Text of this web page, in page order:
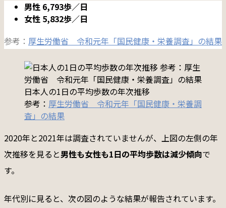
男性 6,793歩／日
女性 5,832歩／日
参考： 厚生労働省 令和元年「国民健康・栄養調査」の結果
日本人の1日の平均歩数の年次推移
参考： 厚生労働省 令和元年「国民健康・栄養調
査」の結果
2020年と2021年は調査されていませんが、上図の左側の年
次推移を見ると男性も女性も1日の平均歩数は減少傾向で
す。
年代別に見ると、次の図のような結果が報告されています。